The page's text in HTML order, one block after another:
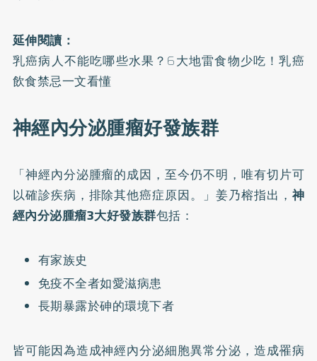
延伸閱讀：
乳癌病人不能吃哪些水果？6大地雷食物少吃！乳癌
飲食禁忌一文看懂
神經內分泌腫瘤好發族群
「神經內分泌腫瘤的成因，至今仍不明，唯有切片可
以確診疾病，排除其他癌症原因。」姜乃榕指出， 神
經內分泌腫瘤3大好發族群包括：
有家族史
免疫不全者如愛滋病患
長期暴露於砷的環境下者
皆可能因為造成神經內分泌細胞異常分泌，造成罹病